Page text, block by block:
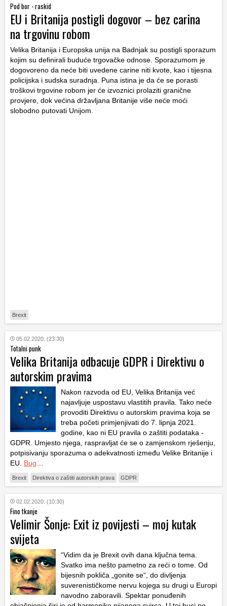
Pod bor - raskid
EU i Britanija postigli dogovor – bez carina
na trgovinu robom
Velika Britanija i Europska unija na Badnjak su postigli sporazum
kojim su definirali buduće trgovačke odnose. Sporazumom je
dogovoreno da neće biti uvedene carine niti kvote, kao i tijesna
policijska i sudska suradnja. Puna istina je da će se porasti
troškovi trgovine robom jer će izvoznici prolaziti granične
provjere, dok većina državljana Britanije više neće moći
slobodno putovati Unijom.
Brexit
05.02.2020. (23:30)
Totalni punk
Velika Britanija odbacuje GDPR i Direktivu o
autorskim pravima
Nakon razvoda od EU, Velika Britanija već
najavljuje uspostavu vlastitih pravila. Tako neće
provoditi Direktivu o autorskim pravima koja se
treba početi primjenjivati do 7. lipnja 2021.
godine, kao ni EU pravila o zaštiti podataka -
GDPR. Umjesto njega, raspravljat će se o zamjenskom rješenju,
potpisivanju sporazuma o adekvatnosti između Velike Britanije i
EU. Bug…
Brexit Direktiva o zaštiti autorskih prava GDPR
02.02.2020. (10:30)
Fino tkanje
Velimir Šonje: Exit iz povijesti – moj kutak
svijeta
“Vidim da je Brexit ovih dana ključna tema.
Svatko ima nešto pametno za reći o tome. Od
bijesnih pokliča „gonite se“, do divljenja
suverenističkome nervu kojega su drugi u Europi
navodno zaboravili. Spektar ponuđenih